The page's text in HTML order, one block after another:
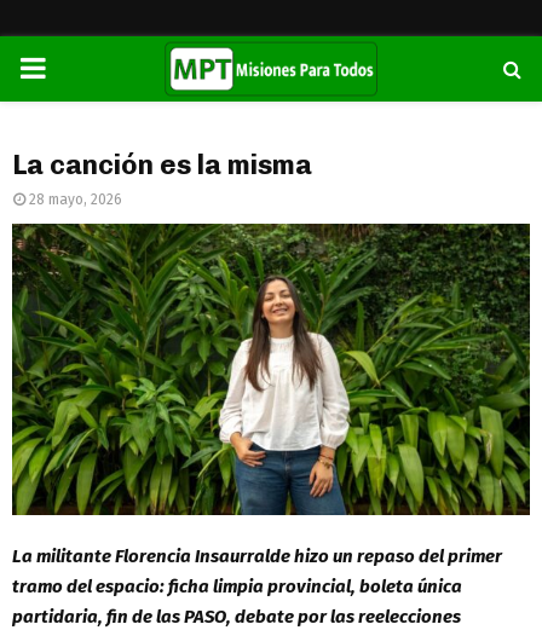
PRIMARY
La canción es la misma
28 mayo, 2026
La militante Florencia Insaurralde hizo un repaso del primer
tramo del espacio: ficha limpia provincial, boleta única
partidaria, fin de las PASO, debate por las reelecciones